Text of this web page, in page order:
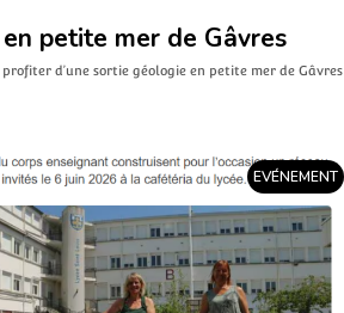
petite mer de Gâvres
profiter d’une sortie géologie en petite mer de Gâvres
EVÉNEMENT